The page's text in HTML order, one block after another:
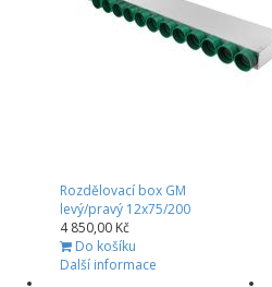
Rozdělovací box GM
levý/pravý 12x75/200
4 850,00 Kč
Do košíku
Další informace